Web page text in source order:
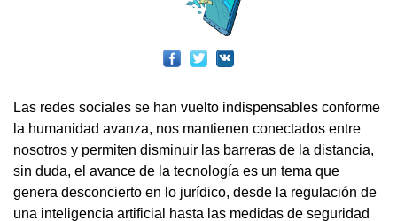
Las redes sociales se han vuelto indispensables conforme
la humanidad avanza, nos mantienen conectados entre
nosotros y permiten disminuir las barreras de la distancia,
sin duda, el avance de la tecnología es un tema que
genera desconcierto en lo jurídico, desde la regulación de
una inteligencia artificial hasta las medidas de seguridad